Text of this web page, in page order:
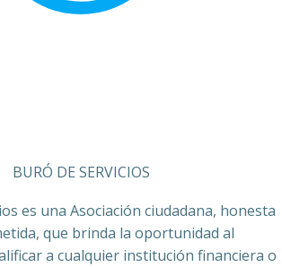
BURÓ DE SERVICIOS
es una Asociación ciudadana, honesta
que brinda la oportunidad al
a cualquier institución financiera o